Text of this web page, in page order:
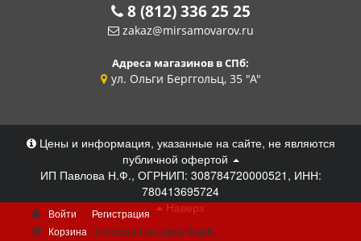
8 (812) 336 25 25
zakaz@mirsamovarov.ru
Адреса магазинов в СПб:
ул. Ольги Берггольц, 35 "А"
Цены и информация, указанные на сайте, не являются
публичной офертой
ИП Павлова Н.Ф., ОГРНИП: 308784720000521, ИНН:
780413695724
Наверх
Войти
Регистрация
Корзина
0 позиций на сумму0 руб.